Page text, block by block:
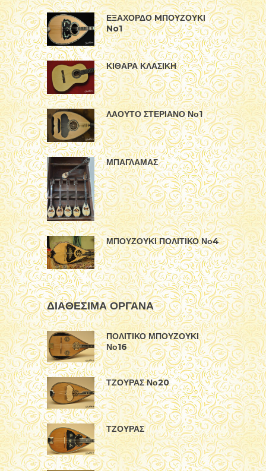
ΚΙΘΑΡΑ ΚΛΑΣΙΚΗ
ΛΑΟΥΤΟ ΣΤΕΡΙΑΝΟ Νο1
ΜΠΑΓΛΑΜΑΣ
ΜΠΟΥΖΟΥΚΙ ΠΟΛΙΤΙΚΟ Νο4
ΔΙΑΘΕΣΙΜΑ ΟΡΓΑΝΑ
ΠΟΛΙΤΙΚΟ ΜΠΟΥΖΟΥΚΙ
Νο16
ΤΖΟΥΡΑΣ Νο20
ΤΖΟΥΡΑΣ
ΕΞΑΧΟΡΔΟ ΜΠΟΥΖΟΥΚΙ
Νο11
ΛΑΪΚΗ ΚΙΘΑΡΑ 9ΧΟΡΔΗ